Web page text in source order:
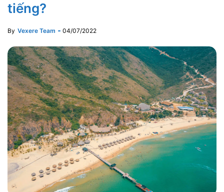
tiếng?
By Vexere Team 04/07/2022